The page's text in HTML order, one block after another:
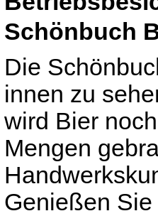
Schönbuch
Die
innen zu
wird Bier
Mengen
Genießen